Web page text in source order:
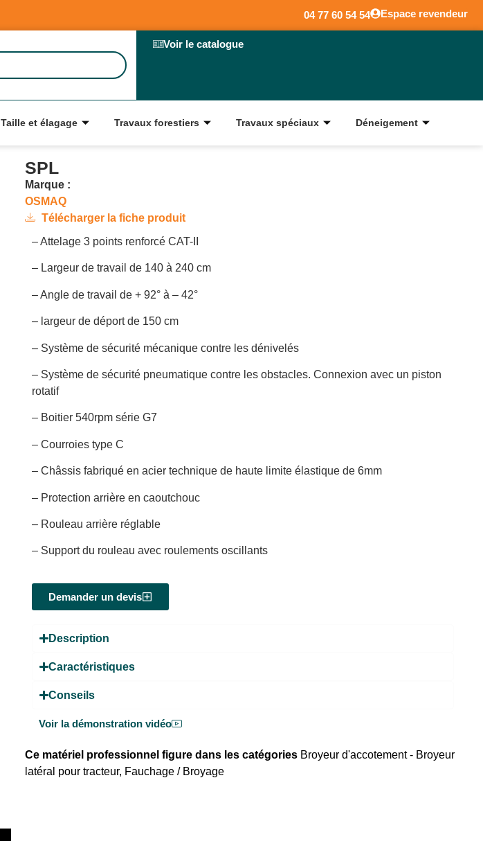
04 77 60 54 54 Espace revendeur
Voir le catalogue
Taille et élagage Travaux forestiers Travaux spéciaux Déneigement
SPL
Marque :
OSMAQ
Télécharger la fiche produit
– Attelage 3 points renforcé CAT-II
– Largeur de travail de 140 à 240 cm
– Angle de travail de + 92° à – 42°
– largeur de déport de 150 cm
– Système de sécurité mécanique contre les dénivelés
– Système de sécurité pneumatique contre les obstacles. Connexion avec un piston
rotatif
– Boitier 540rpm série G7
– Courroies type C
– Châssis fabriqué en acier technique de haute limite élastique de 6mm
– Protection arrière en caoutchouc
– Rouleau arrière réglable
– Support du rouleau avec roulements oscillants
Demander un devis
Description
Caractéristiques
Conseils
Voir la démonstration vidéo
Ce matériel professionnel figure dans les catégories Broyeur d'accotement - Broyeur
latéral pour tracteur, Fauchage / Broyage